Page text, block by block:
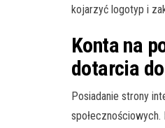
kojarzyć logotyp i
Konta na
dotarcia
Posiadanie strony